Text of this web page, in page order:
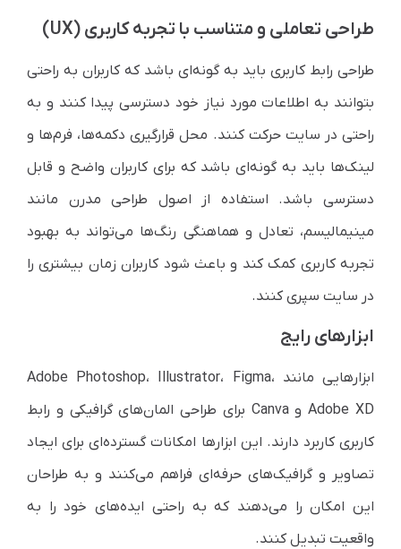
طراحی تعاملی و متناسب با تجربه کاربری (UX)
طراحی رابط کاربری باید به گونه‌ای باشد که کاربران به راحتی
بتوانند به اطلاعات مورد نیاز خود دسترسی پیدا کنند و به
راحتی در سایت حرکت کنند. محل قرارگیری دکمه‌ها، فرم‌ها و
لینک‌ها باید به گونه‌ای باشد که برای کاربران واضح و قابل
دسترسی باشد. استفاده از اصول طراحی مدرن مانند
مینیمالیسم، تعادل و هماهنگی رنگ‌ها می‌تواند به بهبود
تجربه کاربری کمک کند و باعث شود کاربران زمان بیشتری را
در سایت سپری کنند.
ابزارهای رایج
ابزارهایی مانند Adobe Photoshop، Illustrator، Figma،
Adobe XD و Canva برای طراحی المان‌های گرافیکی و رابط
کاربری کاربرد دارند. این ابزارها امکانات گسترده‌ای برای ایجاد
تصاویر و گرافیک‌های حرفه‌ای فراهم می‌کنند و به طراحان
این امکان را می‌دهند که به راحتی ایده‌های خود را به
واقعیت تبدیل کنند.